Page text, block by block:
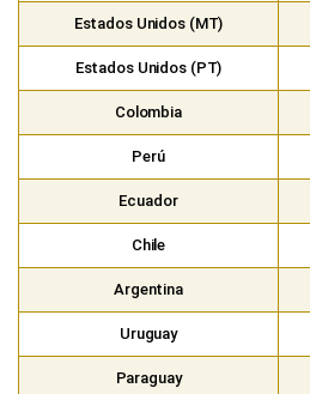
Estados Unidos (MT)
Estados Unidos (PT)
Colombia
Perú
Ecuador
Chile
Argentina
Uruguay
Paraguay